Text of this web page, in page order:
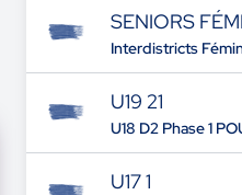
SENIORS
Interdistricts
U19 21
U18 D2 Phase 1
U17 1